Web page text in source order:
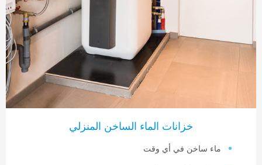
خزانات الماء الساخن المنزلي
ساخن في أي وقت